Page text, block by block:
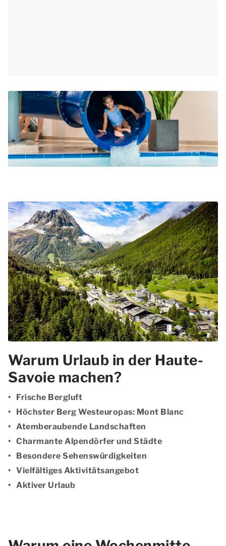
Warum Urlaub in der Haute-
Savoie machen?
Frische Bergluft
Höchster Berg Westeuropas: Mont Blanc
Atemberaubende Landschaften
Charmante Alpendörfer und Städte
Besondere Sehenswürdigkeiten
Vielfältiges Aktivitätsangebot
Aktiver Urlaub